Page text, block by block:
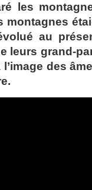
les
montagnes
au
leurs grand-
des